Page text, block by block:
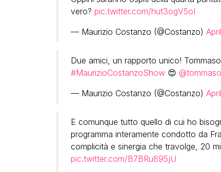
vero? pic.twitter.com/hut3ogV5oI
— Maurizio Costanzo (@Costanzo)
Due amici, un rapporto unico!
#MaurizioCostanzoShow😍
— Maurizio Costanzo (@Costanzo)
E comunque tutto quello di cui ho
programma interamente condotto da
complicità e sinergia che travolge, 20
pic.twitter.com/B7BRu895jU